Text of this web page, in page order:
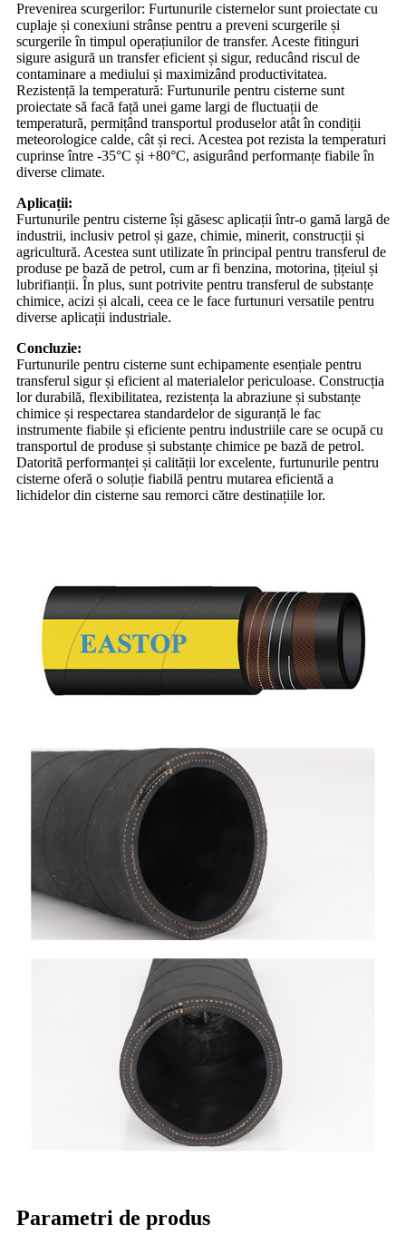
Prevenirea scurgerilor: Furtunurile cisternelor sunt proiectate cu
cuplaje și conexiuni strânse pentru a preveni scurgerile și
scurgerile în timpul operațiunilor de transfer. Aceste fitinguri
sigure asigură un transfer eficient și sigur, reducând riscul de
contaminare a mediului și maximizând productivitatea.
Rezistență la temperatură: Furtunurile pentru cisterne sunt
proiectate să facă față unei game largi de fluctuații de
temperatură, permițând transportul produselor atât în ​​condiții
meteorologice calde, cât și reci. Acestea pot rezista la temperaturi
cuprinse între -35°C și +80°C, asigurând performanțe fiabile în
diverse climate.
Aplicații:
Furtunurile pentru cisterne își găsesc aplicații într-o gamă largă de
industrii, inclusiv petrol și gaze, chimie, minerit, construcții și
agricultură. Acestea sunt utilizate în principal pentru transferul de
produse pe bază de petrol, cum ar fi benzina, motorina, țițeiul și
lubrifianții. În plus, sunt potrivite pentru transferul de substanțe
chimice, acizi și alcali, ceea ce le face furtunuri versatile pentru
diverse aplicații industriale.
Concluzie:
Furtunurile pentru cisterne sunt echipamente esențiale pentru
transferul sigur și eficient al materialelor periculoase. Construcția
lor durabilă, flexibilitatea, rezistența la abraziune și substanțe
chimice și respectarea standardelor de siguranță le fac
instrumente fiabile și eficiente pentru industriile care se ocupă cu
transportul de produse și substanțe chimice pe bază de petrol.
Datorită performanței și calității lor excelente, furtunurile pentru
cisterne oferă o soluție fiabilă pentru mutarea eficientă a
lichidelor din cisterne sau remorci către destinațiile lor.
Parametri de produs